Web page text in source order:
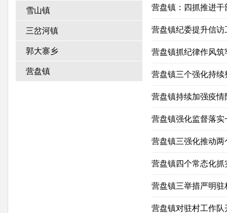
雪山镇
三岔河镇
郭大寨乡
营盘镇
营盘镇：四抓推进干
营盘镇纪委提升信访
营盘镇抓纪律作风
营盘镇三个强化持
营盘镇持续加强疫
营盘镇强化监督落
营盘镇三强化推动两
营盘镇四个常态化
营盘镇三举措严明驻
营盘镇对驻村工作队